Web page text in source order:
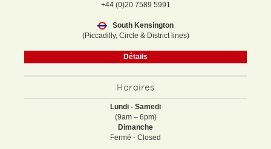
+44 (0)20 7589 5991
South Kensington
(Piccadilly, Circle & District lines)
Détails
Horaires
Lundi - Samedi
(9am – 6pm)
Dimanche
Fermé - Closed